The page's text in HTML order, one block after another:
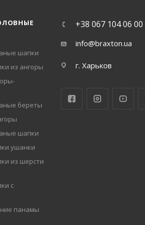
шапки
из ангоры
береты
шапки
ушанки
из шерсти
с
панамы
+38 067 104 06 00
info@braxton.ua
г. Харьков